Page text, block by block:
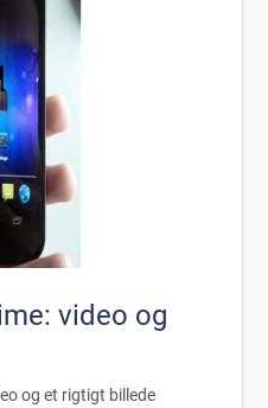
video og
og et rigtigt billede